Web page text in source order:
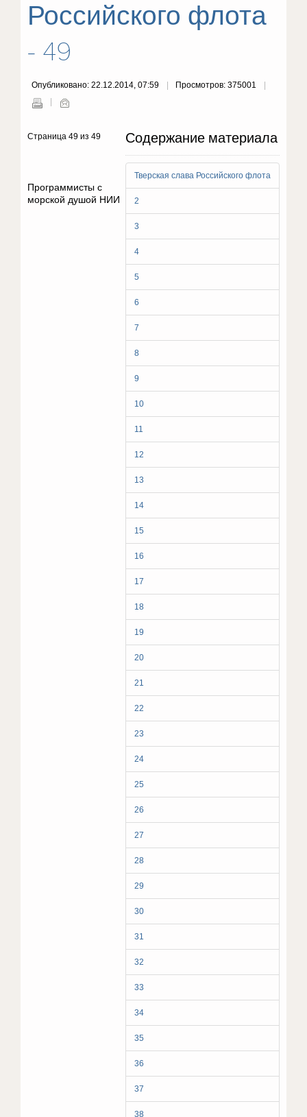
Российского флота
- 49
Опубликовано: 22.12.2014, 07:59 Просмотров: 375001
Содержание материала
Тверская слава Российского флота
2
3
4
5
6
7
8
9
10
11
12
13
14
15
16
17
18
19
20
21
22
23
24
25
26
27
28
29
30
31
32
33
34
35
36
37
38
Страница 49 из 49
Программисты с
морской душой НИИ